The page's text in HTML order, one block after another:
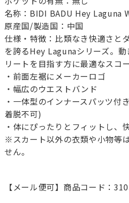
名称：BIDI BADU Hey Laguna
原産国/製造国：中国
仕様・特徴：比類なき快適さと
を誇るHey Lagunaシリーズ。
リートを目指す方に最適なスコー
・前面左裾にメーカーロゴ
・幅広のウエストバンド
・一体型のインナースパッツ付
着脱不可)
・体にぴったりとフィットし、
※スカート以外の衣類や小物等
せん。
【メール便可】商品コード：